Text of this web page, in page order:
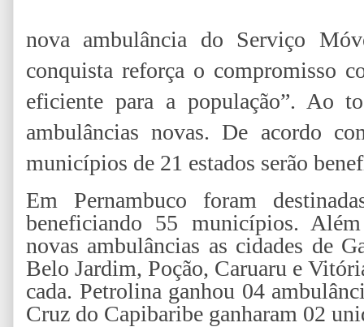
nova ambulância do Serviço
conquista reforça o compromisso
eficiente para a população”. Ao
ambulâncias novas. De acordo
municípios de 21 estados serão
Em Pernambuco foram
beneficiando 55 municípios.
novas ambulâncias as cidades de
Belo Jardim, Poção, Caruaru e
cada. Petrolina ganhou 04
Cruz do Capibaribe ganharam 02